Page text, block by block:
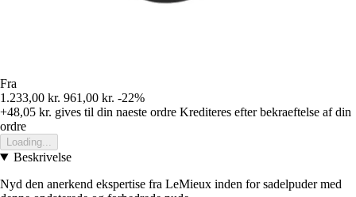
Fra
1.233,00 kr. 961,00 kr. -22%
+48,05 kr. gives til din naeste ordre Krediteres efter bekraeftelse af din
ordre
Loading...
Beskrivelse
Nyd den anerkend ekspertise fra LeMieux inden for sadelpuder med